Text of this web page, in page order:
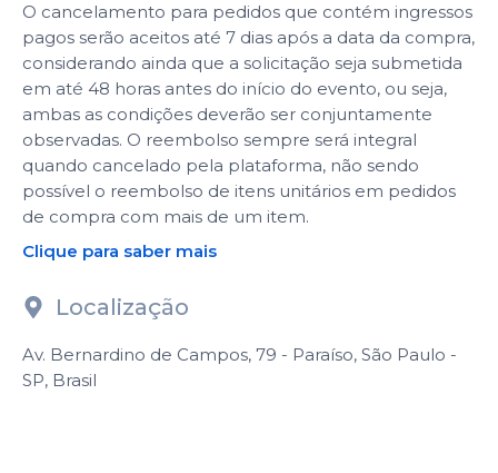
O cancelamento para pedidos que contém ingressos
pagos serão aceitos até 7 dias após a data da compra,
considerando ainda que a solicitação seja submetida
em até 48 horas antes do início do evento, ou seja,
ambas as condições deverão ser conjuntamente
observadas. O reembolso sempre será integral
quando cancelado pela plataforma, não sendo
possível o reembolso de itens unitários em pedidos
de compra com mais de um item.
Clique para saber mais
Localização
Av. Bernardino de Campos, 79 - Paraíso, São Paulo -
SP, Brasil